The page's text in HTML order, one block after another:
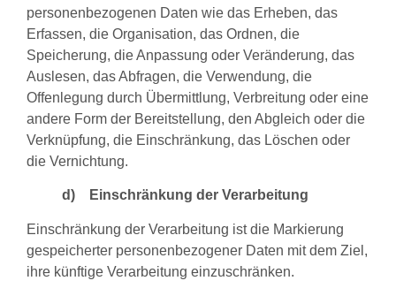
personenbezogenen Daten wie das Erheben, das
Erfassen, die Organisation, das Ordnen, die
Speicherung, die Anpassung oder Veränderung, das
Auslesen, das Abfragen, die Verwendung, die
Offenlegung durch Übermittlung, Verbreitung oder eine
andere Form der Bereitstellung, den Abgleich oder die
Verknüpfung, die Einschränkung, das Löschen oder
die Vernichtung.
d) Einschränkung der Verarbeitung
Einschränkung der Verarbeitung ist die Markierung
gespeicherter personenbezogener Daten mit dem Ziel,
ihre künftige Verarbeitung einzuschränken.